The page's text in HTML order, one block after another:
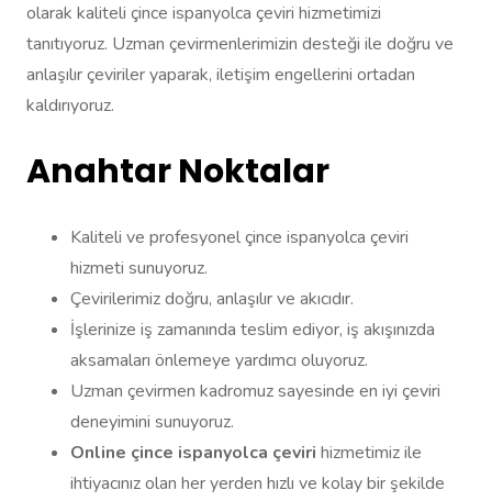
olarak kaliteli çince ispanyolca çeviri hizmetimizi
tanıtıyoruz. Uzman çevirmenlerimizin desteği ile doğru ve
anlaşılır çeviriler yaparak, iletişim engellerini ortadan
kaldırıyoruz.
Anahtar Noktalar
Kaliteli ve profesyonel çince ispanyolca çeviri
hizmeti sunuyoruz.
Çevirilerimiz doğru, anlaşılır ve akıcıdır.
İşlerinize iş zamanında teslim ediyor, iş akışınızda
aksamaları önlemeye yardımcı oluyoruz.
Uzman çevirmen kadromuz sayesinde en iyi çeviri
deneyimini sunuyoruz.
Online çince ispanyolca çeviri hizmetimiz ile
ihtiyacınız olan her yerden hızlı ve kolay bir şekilde